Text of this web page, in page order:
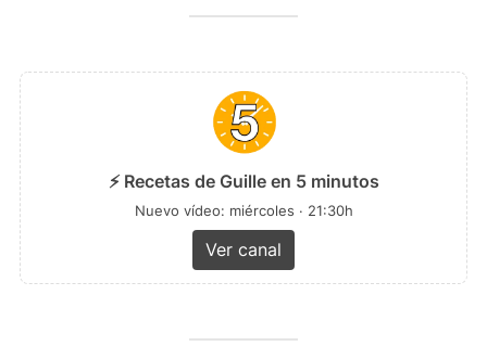
⚡ Recetas de Guille en 5 minutos
Nuevo vídeo: miércoles · 21:30h
Ver canal